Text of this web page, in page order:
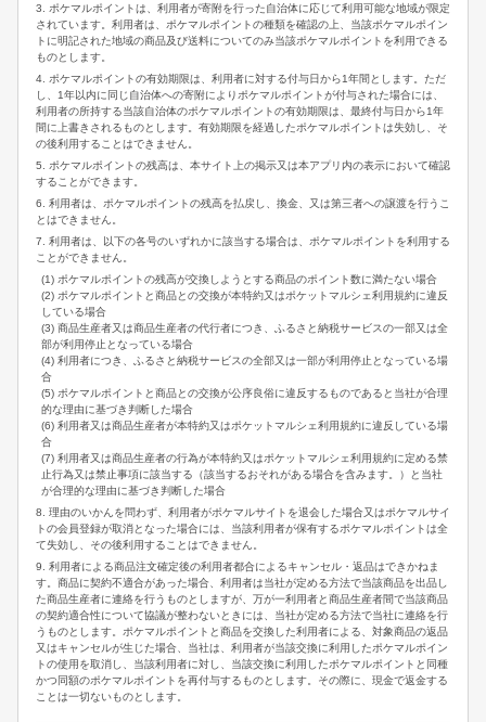
3. ポケマルポイントは、利用者が寄附を行った自治体に応じて利用可能な地域が限定
されています。利用者は、ポケマルポイントの種類を確認の上、当該ポケマルポイン
トに明記された地域の商品及び送料についてのみ当該ポケマルポイントを利用できる
ものとします。
4. ポケマルポイントの有効期限は、利用者に対する付与日から1年間とします。ただ
し、1年以内に同じ自治体への寄附によりポケマルポイントが付与された場合には、
利用者の所持する当該自治体のポケマルポイントの有効期限は、最終付与日から1年
間に上書きされるものとします。有効期限を経過したポケマルポイントは失効し、そ
の後利用することはできません。
5. ポケマルポイントの残高は、本サイト上の掲示又は本アプリ内の表示において確認
することができます。
6. 利用者は、ポケマルポイントの残高を払戻し、換金、又は第三者への譲渡を行うこ
とはできません。
7. 利用者は、以下の各号のいずれかに該当する場合は、ポケマルポイントを利用する
ことができません。
(1) ポケマルポイントの残高が交換しようとする商品のポイント数に満たない場合
(2) ポケマルポイントと商品との交換が本特約又はポケットマルシェ利用規約に違反
している場合
(3) 商品生産者又は商品生産者の代行者につき、ふるさと納税サービスの一部又は全
部が利用停止となっている場合
(4) 利用者につき、ふるさと納税サービスの全部又は一部が利用停止となっている場
合
(5) ポケマルポイントと商品との交換が公序良俗に違反するものであると当社が合理
的な理由に基づき判断した場合
(6) 利用者又は商品生産者が本特約又はポケットマルシェ利用規約に違反している場
合
(7) 利用者又は商品生産者の行為が本特約又はポケットマルシェ利用規約に定める禁
止行為又は禁止事項に該当する（該当するおそれがある場合を含みます。）と当社
が合理的な理由に基づき判断した場合
8. 理由のいかんを問わず、利用者がポケマルサイトを退会した場合又はポケマルサイ
トの会員登録が取消となった場合には、当該利用者が保有するポケマルポイントは全
て失効し、その後利用することはできません。
9. 利用者による商品注文確定後の利用者都合によるキャンセル・返品はできかねま
す。商品に契約不適合があった場合、利用者は当社が定める方法で当該商品を出品し
た商品生産者に連絡を行うものとしますが、万が一利用者と商品生産者間で当該商品
の契約適合性について協議が整わないときには、当社が定める方法で当社に連絡を行
うものとします。ポケマルポイントと商品を交換した利用者による、対象商品の返品
又はキャンセルが生じた場合、当社は、利用者が当該交換に利用したポケマルポイン
トの使用を取消し、当該利用者に対し、当該交換に利用したポケマルポイントと同種
かつ同額のポケマルポイントを再付与するものとします。その際に、現金で返金する
ことは一切ないものとします。